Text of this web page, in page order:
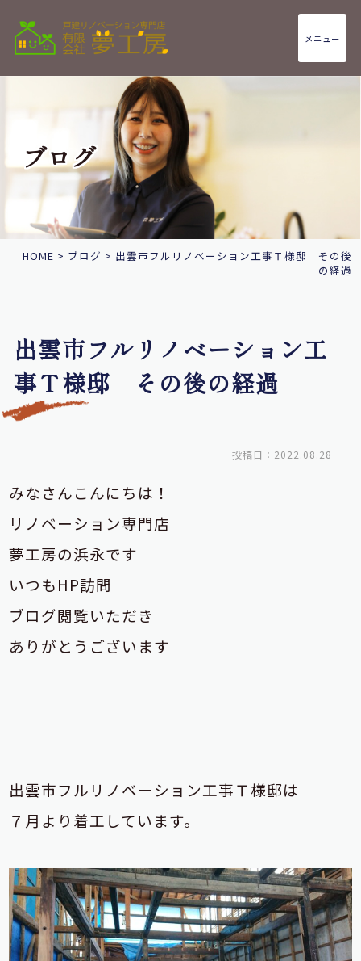
メニュー
ブログ
HOME > ブログ > 出雲市フルリノベーション工事Ｔ様邸 その後
の経過
出雲市フルリノベーション工
事Ｔ様邸 その後の経過
投稿日：2022.08.28
みなさんこんにちは！
リノベーション専門店
夢工房の浜永です
いつもHP訪問
ブログ閲覧いただき
ありがとうございます
出雲市フルリノベーション工事Ｔ様邸は
７月より着工しています。